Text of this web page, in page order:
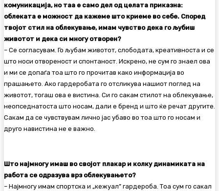
комуникација, но таа е само дел од целата приказна:
облеката е можност да кажеме што криеме во себе. Според
твојот стил на облекување, имам чувство дека го љубиш
животот и дека си многу отворен?
– Се согласувам. Го љубам животот, слободата, креативноста и се
што носи отвореност и спонтаност. Искрено, не сум го знаел ова
и ми се допаѓа тоа што го прочитав како информација во
прашањето. Ако гардеробата го отсликува нашиот поглед на
животот, тогаш ова е вистина. Си го сакам стилот на облекување,
неопседнатоста што носам, дали е бренд и што ќе речат другите.
Сакам да се чувствувам лично јас убаво во тоа што го носам и
друго навистина не е важно.
Што најмногу имаш во својот плакар и колку динамиката на
работа се одразува врз облекувањето?
– Најмногу имам спортска и „кежуал” гардероба. Тоа сум го сакал